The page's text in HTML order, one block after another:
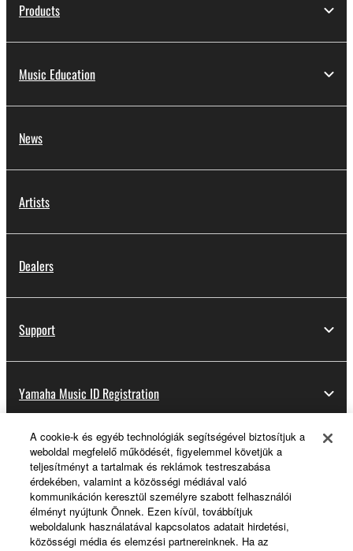
Products
Music Education
News
Artists
Dealers
Support
Yamaha Music ID Registration
About Yamaha
Magyarország - English
Business
A cookie-k és egyéb technológiák segítségével biztosítjuk a
weboldal megfelelő működését, figyelemmel követjük a
teljesítményt a tartalmak és reklámok testreszabása
érdekében, valamint a közösségi médiával való
kommunikáción keresztül személyre szabott felhasználói
élményt nyújtunk Önnek. Ezen kívül, továbbítjuk
weboldalunk használatával kapcsolatos adatait hirdetési,
közösségi média és elemzési partnereinknek. Ha az